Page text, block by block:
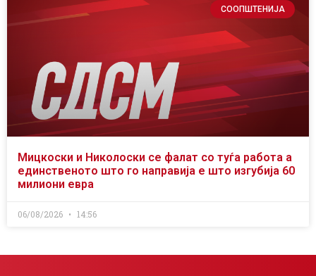
СООПШТЕНИЈА
Мицкоски и Николоски се фалат со туѓа работа а
единственото што го направија е што изгубија 60
милиони евра
06/08/2026 14:56